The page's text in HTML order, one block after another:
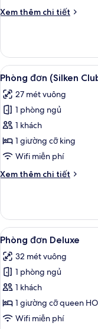
Xem thêm chi tiết
Chi
Phòng
đơn
(Parking
included)
Xem
tất
cả
ảnh
Phòng
đơn
(Silken
11
Phòng đơn (Silken
27 mét vuông
1 phòng ngủ
1 khách
1 giường cỡ king
Wifi miễn phí
Xem thêm chi tiết
Chi
Phòng
đơn
(Silken
Xem
tất
cả
ảnh
Phòng
đơn
Deluxe
5
Phòng đơn Deluxe
32 mét vuông
1 phòng ngủ
1 khách
1 giường cỡ queen
Wifi miễn phí